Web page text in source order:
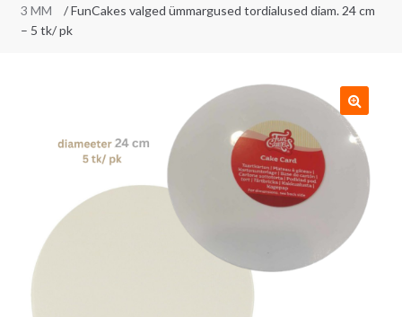
3 MM
/ FunCakes valged ümmargused tordialused diam. 24 cm
– 5 tk/ pk